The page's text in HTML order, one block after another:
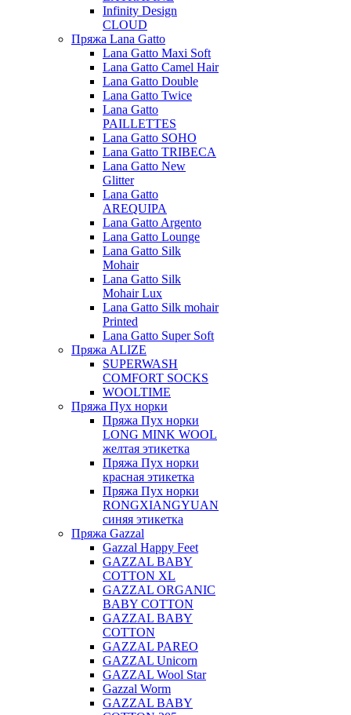
Infinity Design
CLOUD
Пряжа Lana Gatto
Lana Gatto Maxi Soft
Lana Gatto Camel Hair
Lana Gatto Double
Lana Gatto Twice
Lana Gatto
PAILLETTES
Lana Gatto SOHO
Lana Gatto TRIBECA
Lana Gatto New
Glitter
Lana Gatto
AREQUIPA
Lana Gatto Argento
Lana Gatto Lounge
Lana Gatto Silk
Mohair
Lana Gatto Silk
Mohair Lux
Lana Gatto Silk mohair
Printed
Lana Gatto Super Soft
Пряжа ALIZE
SUPERWASH
COMFORT SOCKS
WOOLTIME
Пряжа Пух норки
Пряжа Пух норки
LONG MINK WOOL
желтая этикетка
Пряжа Пух норки
красная этикетка
Пряжа Пух норки
RONGXIANGYUAN
синяя этикетка
Пряжа Gazzal
Gazzal Happy Feet
GAZZAL BABY
COTTON XL
GAZZAL ORGANIC
BABY COTTON
GAZZAL BABY
COTTON
GAZZAL PAREO
GAZZAL Unicorn
GAZZAL Wool Star
Gazzal Worm
GAZZAL BABY